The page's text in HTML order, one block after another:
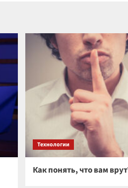
Технологии
Как понять, что вам